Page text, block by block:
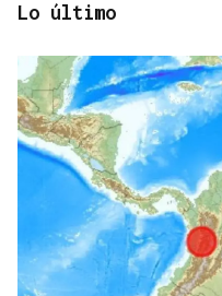
HELICOPTERO
Un motorista en
Velle
Lo último